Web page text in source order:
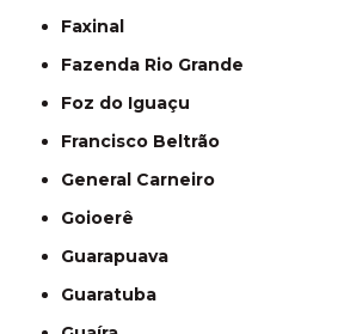
Faxinal
Fazenda Rio Grande
Foz do Iguaçu
Francisco Beltrão
General Carneiro
Goioerê
Guarapuava
Guaratuba